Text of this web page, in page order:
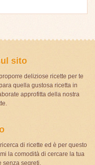
sito
deliziose ricette per te
quella gustosa ricetta in
approfitta della nostra
di ricette ed è per questo
la comodità di cercare la tua
senza segreti.